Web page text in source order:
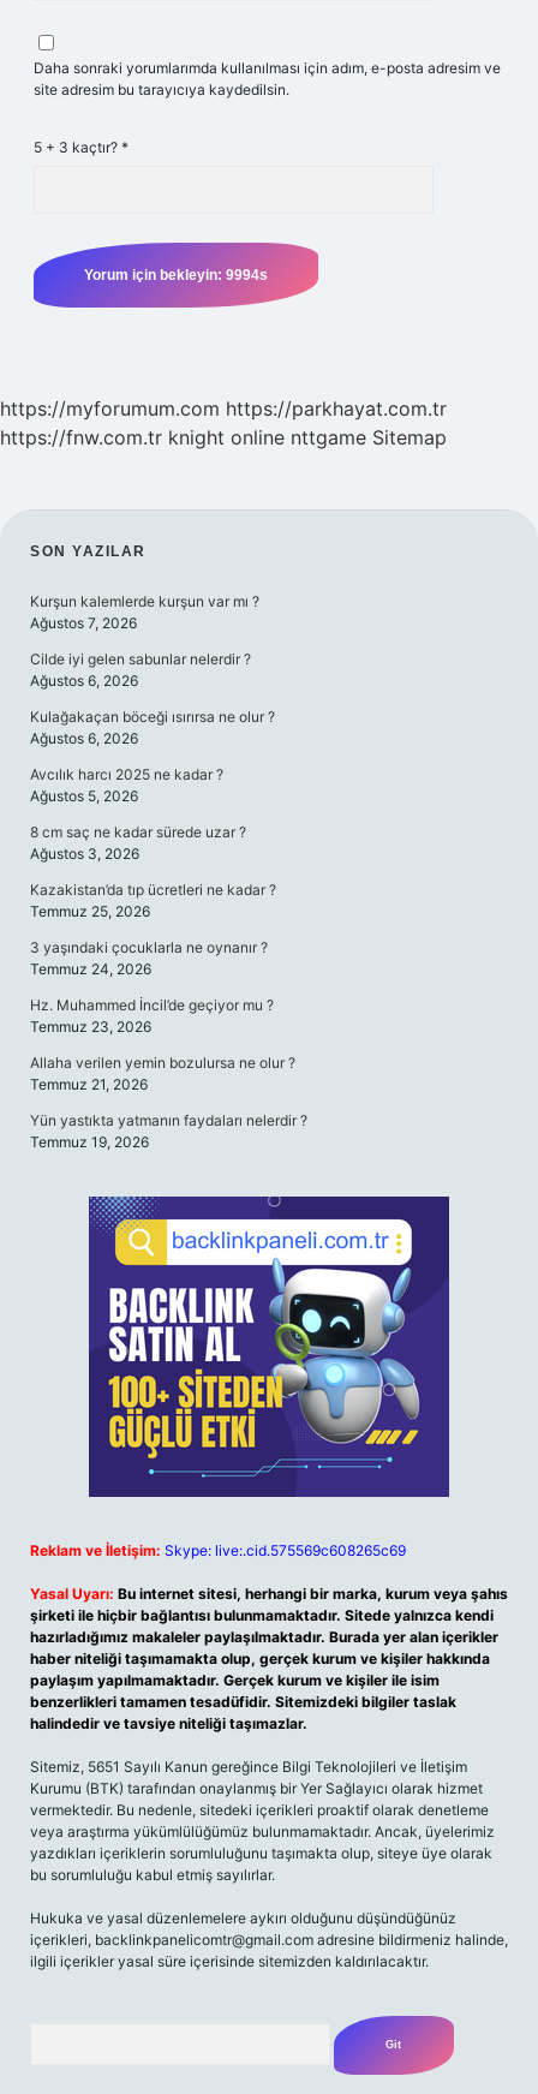
Daha sonraki yorumlarımda kullanılması için adım, e-posta adresim ve
site adresim bu tarayıcıya kaydedilsin.
5 + 3 kaçtır? *
https://myforumum.com https://parkhayat.com.tr
https://fnw.com.tr knight online nttgame Sitemap
SIDEBAR
SON YAZILAR
Kurşun kalemlerde kurşun var mı ?
Ağustos 7, 2026
Cilde iyi gelen sabunlar nelerdir ?
Ağustos 6, 2026
Kulağakaçan böceği ısırırsa ne olur ?
Ağustos 6, 2026
Avcılık harcı 2025 ne kadar ?
Ağustos 5, 2026
8 cm saç ne kadar sürede uzar ?
Ağustos 3, 2026
Kazakistan’da tıp ücretleri ne kadar ?
Temmuz 25, 2026
3 yaşındaki çocuklarla ne oynanır ?
Temmuz 24, 2026
Hz. Muhammed İncil’de geçiyor mu ?
Temmuz 23, 2026
Allaha verilen yemin bozulursa ne olur ?
Temmuz 21, 2026
Yün yastıkta yatmanın faydaları nelerdir ?
Temmuz 19, 2026
Reklam ve İletişim: Skype: live:.cid.575569c608265c69
Yasal Uyarı: Bu internet sitesi, herhangi bir marka, kurum veya şahıs
şirketi ile hiçbir bağlantısı bulunmamaktadır. Sitede yalnızca kendi
hazırladığımız makaleler paylaşılmaktadır. Burada yer alan içerikler
haber niteliği taşımamakta olup, gerçek kurum ve kişiler hakkında
paylaşım yapılmamaktadır. Gerçek kurum ve kişiler ile isim
benzerlikleri tamamen tesadüfidir. Sitemizdeki bilgiler taslak
halindedir ve tavsiye niteliği taşımazlar.
Sitemiz, 5651 Sayılı Kanun gereğince Bilgi Teknolojileri ve İletişim
Kurumu (BTK) tarafından onaylanmış bir Yer Sağlayıcı olarak hizmet
vermektedir. Bu nedenle, sitedeki içerikleri proaktif olarak denetleme
veya araştırma yükümlülüğümüz bulunmamaktadır. Ancak, üyelerimiz
yazdıkları içeriklerin sorumluluğunu taşımakta olup, siteye üye olarak
bu sorumluluğu kabul etmiş sayılırlar.
Hukuka ve yasal düzenlemelere aykırı olduğunu düşündüğünüz
içerikleri, backlinkpanelicomtr@gmail.com adresine bildirmeniz halinde,
ilgili içerikler yasal süre içerisinde sitemizden kaldırılacaktır.